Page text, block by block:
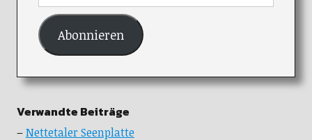
Abonnieren
Verwandte Beiträge
–Nettetaler Seenplatte
Wenn es eine Wanderung ohne Steigung sein soll